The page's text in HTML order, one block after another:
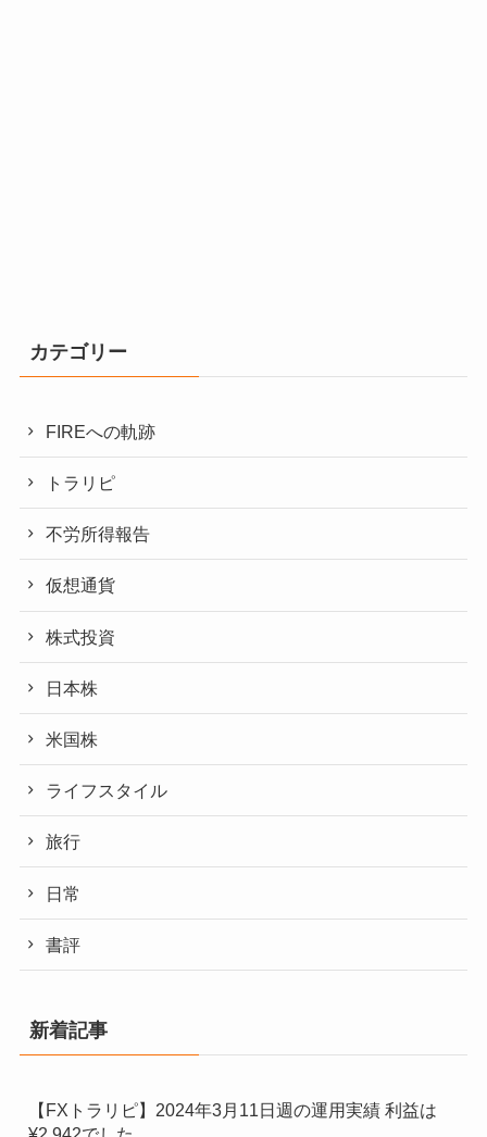
カテゴリー
FIREへの軌跡
トラリピ
不労所得報告
仮想通貨
株式投資
日本株
米国株
ライフスタイル
旅行
日常
書評
新着記事
【FXトラリピ】2024年3月11日週の運用実績 利益は